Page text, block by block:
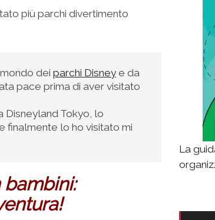
più parchi divertimento
dei parchi Disney e da
pace prima di aver visitato
Disneyland Tokyo, lo
finalmente lo ho visitato mi
bambini:
La